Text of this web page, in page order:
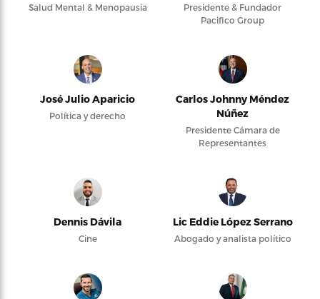
Salud Mental & Menopausia
Presidente & Fundador
Pacifico Group
José Julio Aparicio
Política y derecho
Carlos Johnny Méndez
Núñez
Presidente Cámara de
Representantes
Dennis Dávila
Cine
Lic Eddie López Serrano
Abogado y analista político